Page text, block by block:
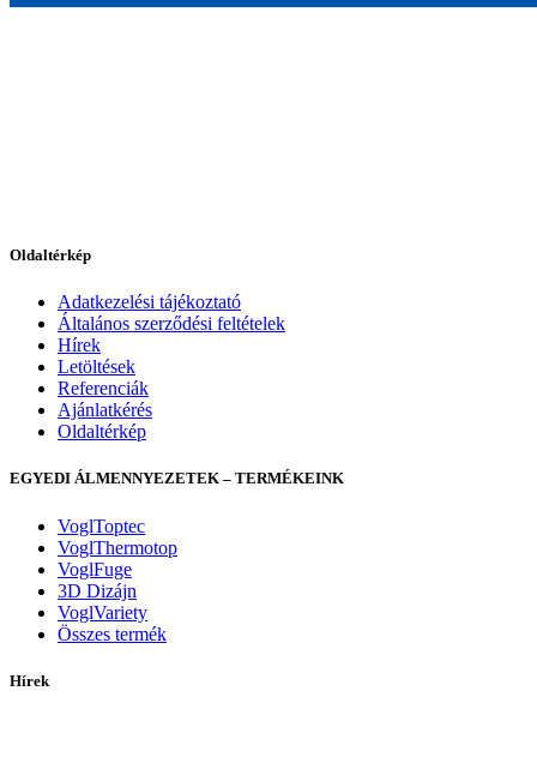
Oldaltérkép
Adatkezelési tájékoztató
Általános szerződési feltételek
Hírek
Letöltések
Referenciák
Ajánlatkérés
Oldaltérkép
EGYEDI ÁLMENNYEZETEK – TERMÉKEINK
VoglToptec
VoglThermotop
VoglFuge
3D Dizájn
VoglVariety
Összes termék
Hírek